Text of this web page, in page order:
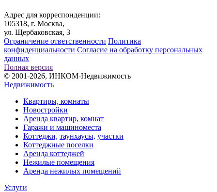
Адрес для корреспонденции:
105318, г. Москва,
ул. Щербаковская, 3
Ограничение ответственности Политика
конфиденциальности Согласие на обработку персональных
данных
Полная версия
© 2001-2026, ИНКОМ-Недвижимость
Недвижимость
Квартиры, комнаты
Новостройки
Аренда квартир, комнат
Гаражи и машиноместа
Коттеджи, таунхаусы, участки
Коттеджные поселки
Аренда коттеджей
Нежилые помещения
Аренда нежилых помещений
Услуги